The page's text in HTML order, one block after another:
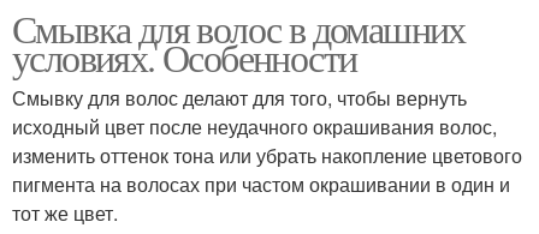
Смывка для волос в домашних
условиях. Особенности
Смывку для волос делают для того, чтобы вернуть
исходный цвет после неудачного окрашивания волос,
изменить оттенок тона или убрать накопление цветового
пигмента на волосах при частом окрашивании в один и
тот же цвет.